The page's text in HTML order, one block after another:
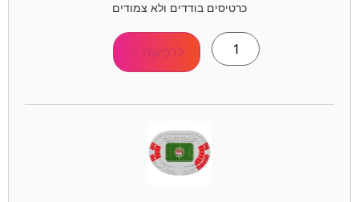
כרטיסים בודדים ולא צמודים
לרכישה >